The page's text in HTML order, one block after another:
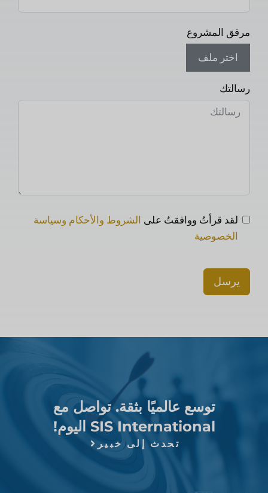
مرفق المشروع
اختر ملف
رسالتك
لقد قرأتُ ووافقتُ على الشروط والأحكام وسياسة
الخصوصية
يرسل
توسع عالميًا بثقة. تواصل مع
SIS International اليوم!
تحدث إلى خبير